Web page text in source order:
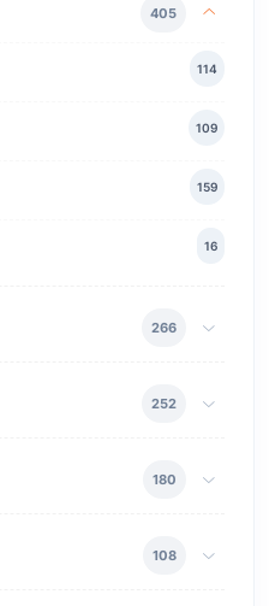
405
114
109
159
16
266
252
180
108